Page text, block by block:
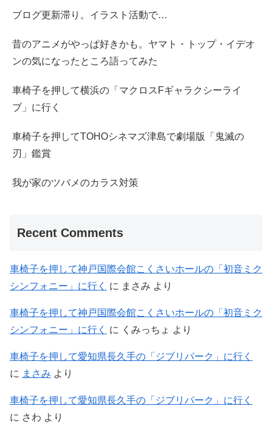
ブログ更新滞り。イラスト活動で…
昔のアニメがやっぱ好きかも。ヤマト・トップ・イデオ
ンの気になったところ語ってみた
車椅子を押して横浜の「マクロスFギャラクシーライ
ブ」に行く
車椅子を押してTOHOシネマズ津島で劇場版「鬼滅の
刃」鑑賞
我が家のツバメのカラス対策
Recent Comments
車椅子を押して神戸国際会館こくさいホールの「初音ミク
シンフォニー」に行く
に まさみ より
車椅子を押して神戸国際会館こくさいホールの「初音ミク
シンフォニー」に行く
に くみっちょ より
車椅子を押して愛知県長久手の「ジブリパーク」に行く
に まさみ より
車椅子を押して愛知県長久手の「ジブリパーク」に行く
に さわ より